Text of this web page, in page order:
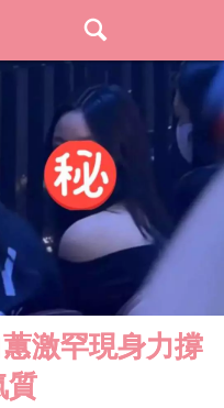
激罕現身力撐
質